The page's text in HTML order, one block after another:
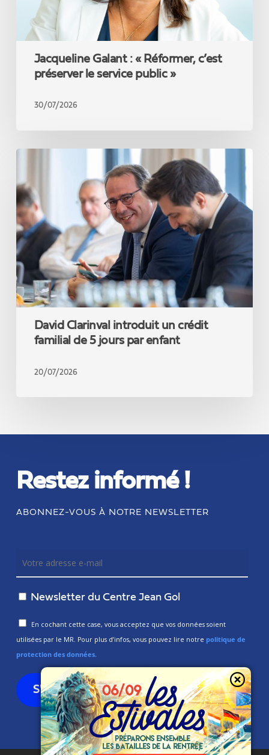
public
Jacqueline Galant : « Réformer, c’est
préserver le service public »
30/07/2026
introduit
un
crédit
familial
de
5
jours
par
enfant
David Clarinval introduit un crédit
familial de 5 jours par enfant
20/07/2026
Restez informé !
ABONNEZ-VOUS À NOTRE NEWSLETTER
Newsletter du Centre Jean Gol
En cochant cette case, vous acceptez que vos données soient
utilisées par le MR. Pour plus d’infos, vous pouvez lire notre politique de
protection des données.